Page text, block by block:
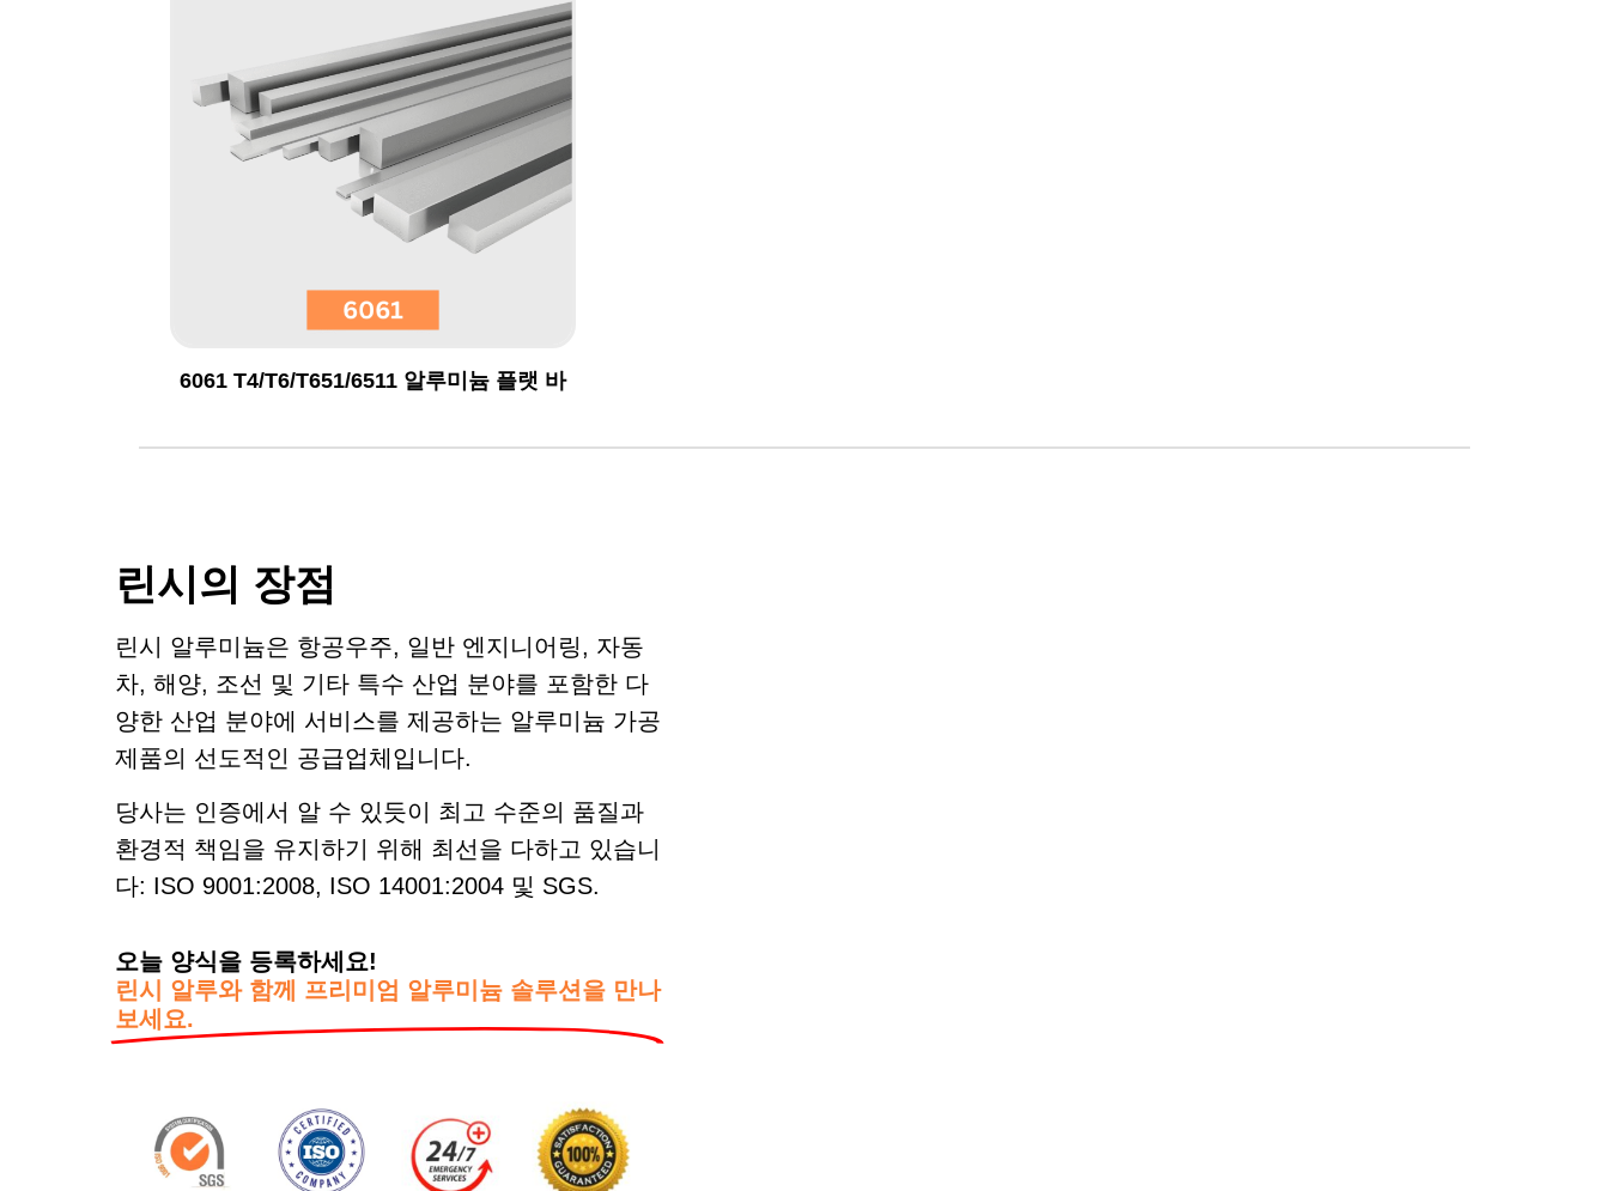
6061 T4/T6/T651/6511 알루미늄 플랫 바
린시의 장점
린시 알루미늄은 항공우주, 일반 엔지니어링, 자동
차, 해양, 조선 및 기타 특수 산업 분야를 포함한 다
양한 산업 분야에 서비스를 제공하는 알루미늄 가공
제품의 선도적인 공급업체입니다.
당사는 인증에서 알 수 있듯이 최고 수준의 품질과
환경적 책임을 유지하기 위해 최선을 다하고 있습니
다: ISO 9001:2008, ISO 14001:2004 및 SGS.
오늘 양식을 등록하세요!
린시 알루와 함께 프리미엄 알루미늄 솔루션을 만나
보세요.